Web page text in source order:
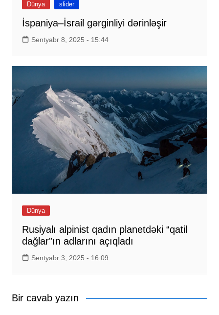
Dünya slider
İspaniya–İsrail gərginliyi dərinləşir
Sentyabr 8, 2025 - 15:44
Dünya
Rusiyalı alpinist qadın planetdəki “qatil
dağlar”ın adlarını açıqladı
Sentyabr 3, 2025 - 16:09
Bir cavab yazın